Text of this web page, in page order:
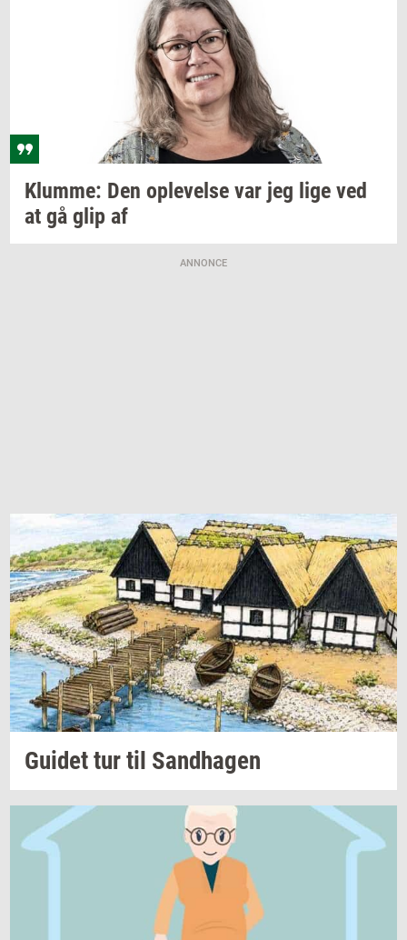
Klum­me: Den op­le­vel­se var jeg lige ved
at gå glip af
ANNONCE
Gu­i­dettur til Sand­ha­gen